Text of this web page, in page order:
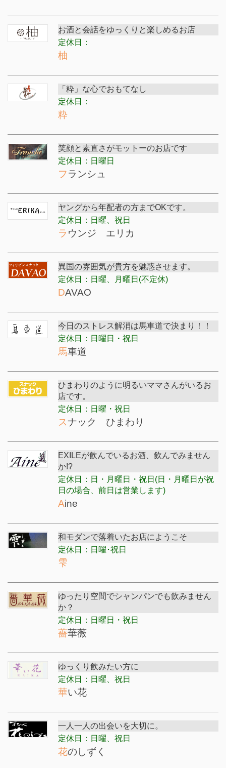
お酒と会話をゆっくりと楽しめるお店
定休日：
柚
「粋」な心でおもてなし
定休日：
粋
笑顔と素直さがモットーのお店です
定休日：日曜日
フランシュ
ヤングから年配者の方までOKです。
定休日：日曜、祝日
ラウンジ エリカ
異国の雰囲気が貴方を魅惑させます。
定休日：日曜、月曜日(不定休)
DAVAO
今日のストレス解消は馬車道で決まり！！
定休日：日曜日・祝日
馬車道
ひまわりのように明るいママさんがいるお
店です。
定休日：日曜・祝日
スナック ひまわり
EXILEが飲んでいるお酒、飲んでみません
か!?
定休日：日・月曜日・祝日(日・月曜日が祝
日の場合、前日は営業します)
Aine
和モダンで落着いたお店にようこそ
定休日：日曜･祝日
雫
ゆったり空間でシャンパンでも飲みません
か？
定休日：日曜日・祝日
薔華薇
ゆっくり飲みたい方に
定休日：日曜、祝日
華い花
一人一人の出会いを大切に。
定休日：日曜、祝日
花のしずく